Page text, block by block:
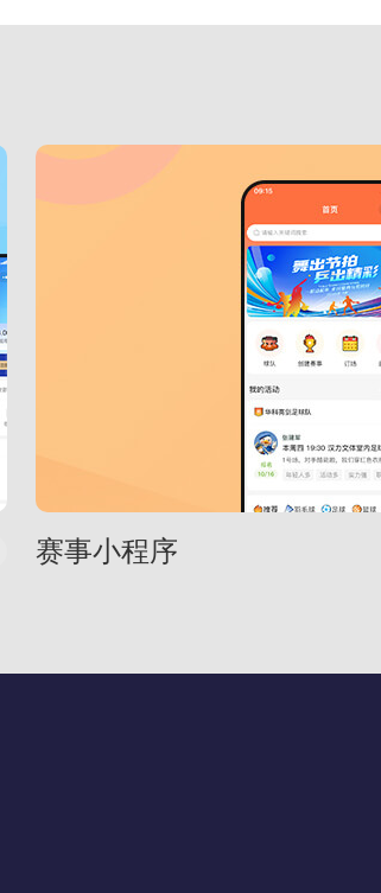
赛事小程序